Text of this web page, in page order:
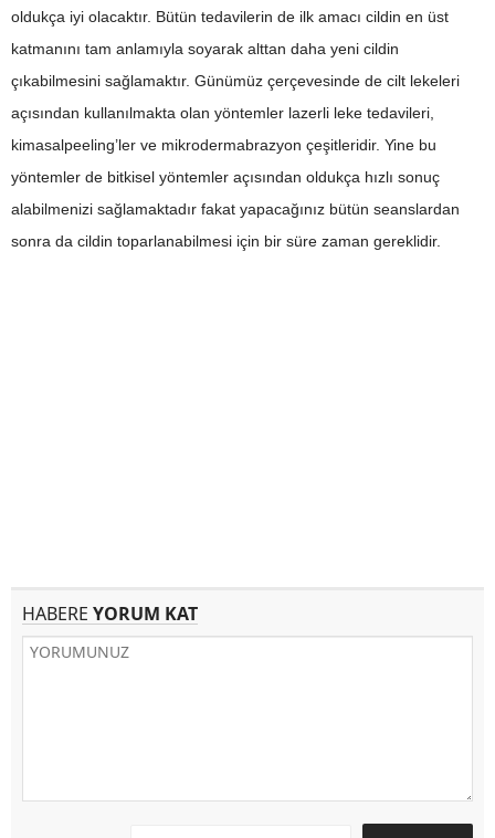
oldukça iyi olacaktır. Bütün tedavilerin de ilk amacı cildin en üst
katmanını tam anlamıyla soyarak alttan daha yeni cildin
çıkabilmesini sağlamaktır. Günümüz çerçevesinde de cilt lekeleri
açısından kullanılmakta olan yöntemler lazerli leke tedavileri,
kimasalpeeling’ler ve mikrodermabrazyon çeşitleridir. Yine bu
yöntemler de bitkisel yöntemler açısından oldukça hızlı sonuç
alabilmenizi sağlamaktadır fakat yapacağınız bütün seanslardan
sonra da cildin toparlanabilmesi için bir süre zaman gereklidir.
HABERE YORUM KAT